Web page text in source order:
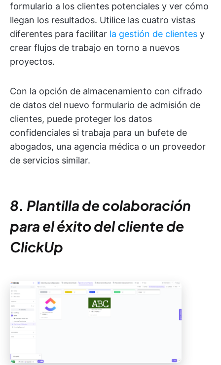
formulario a los clientes potenciales y ver cómo
llegan los resultados. Utilice las cuatro vistas
diferentes para facilitar la gestión de clientes y
crear flujos de trabajo en torno a nuevos
proyectos.
Con la opción de almacenamiento con cifrado
de datos del nuevo formulario de admisión de
clientes, puede proteger los datos
confidenciales si trabaja para un bufete de
abogados, una agencia médica o un proveedor
de servicios similar.
8. Plantilla de colaboración
para el éxito del cliente de
ClickUp